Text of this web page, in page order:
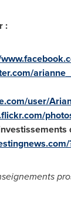
:
user/